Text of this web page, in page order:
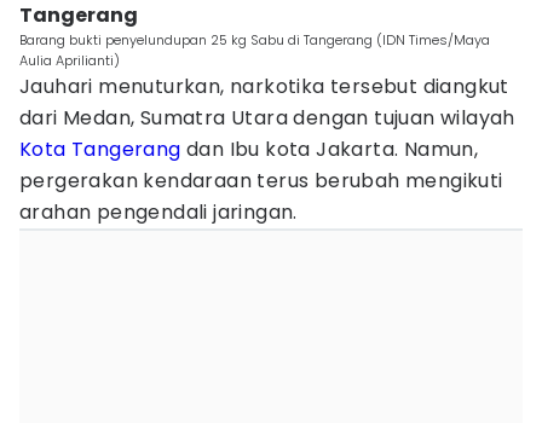
Tangerang
Barang bukti penyelundupan 25 kg Sabu di Tangerang (IDN Times/Maya
Aulia Aprilianti)
Jauhari menuturkan, narkotika tersebut diangkut
dari Medan, Sumatra Utara dengan tujuan wilayah
Kota Tangerang dan Ibu kota Jakarta. Namun,
pergerakan kendaraan terus berubah mengikuti
arahan pengendali jaringan.